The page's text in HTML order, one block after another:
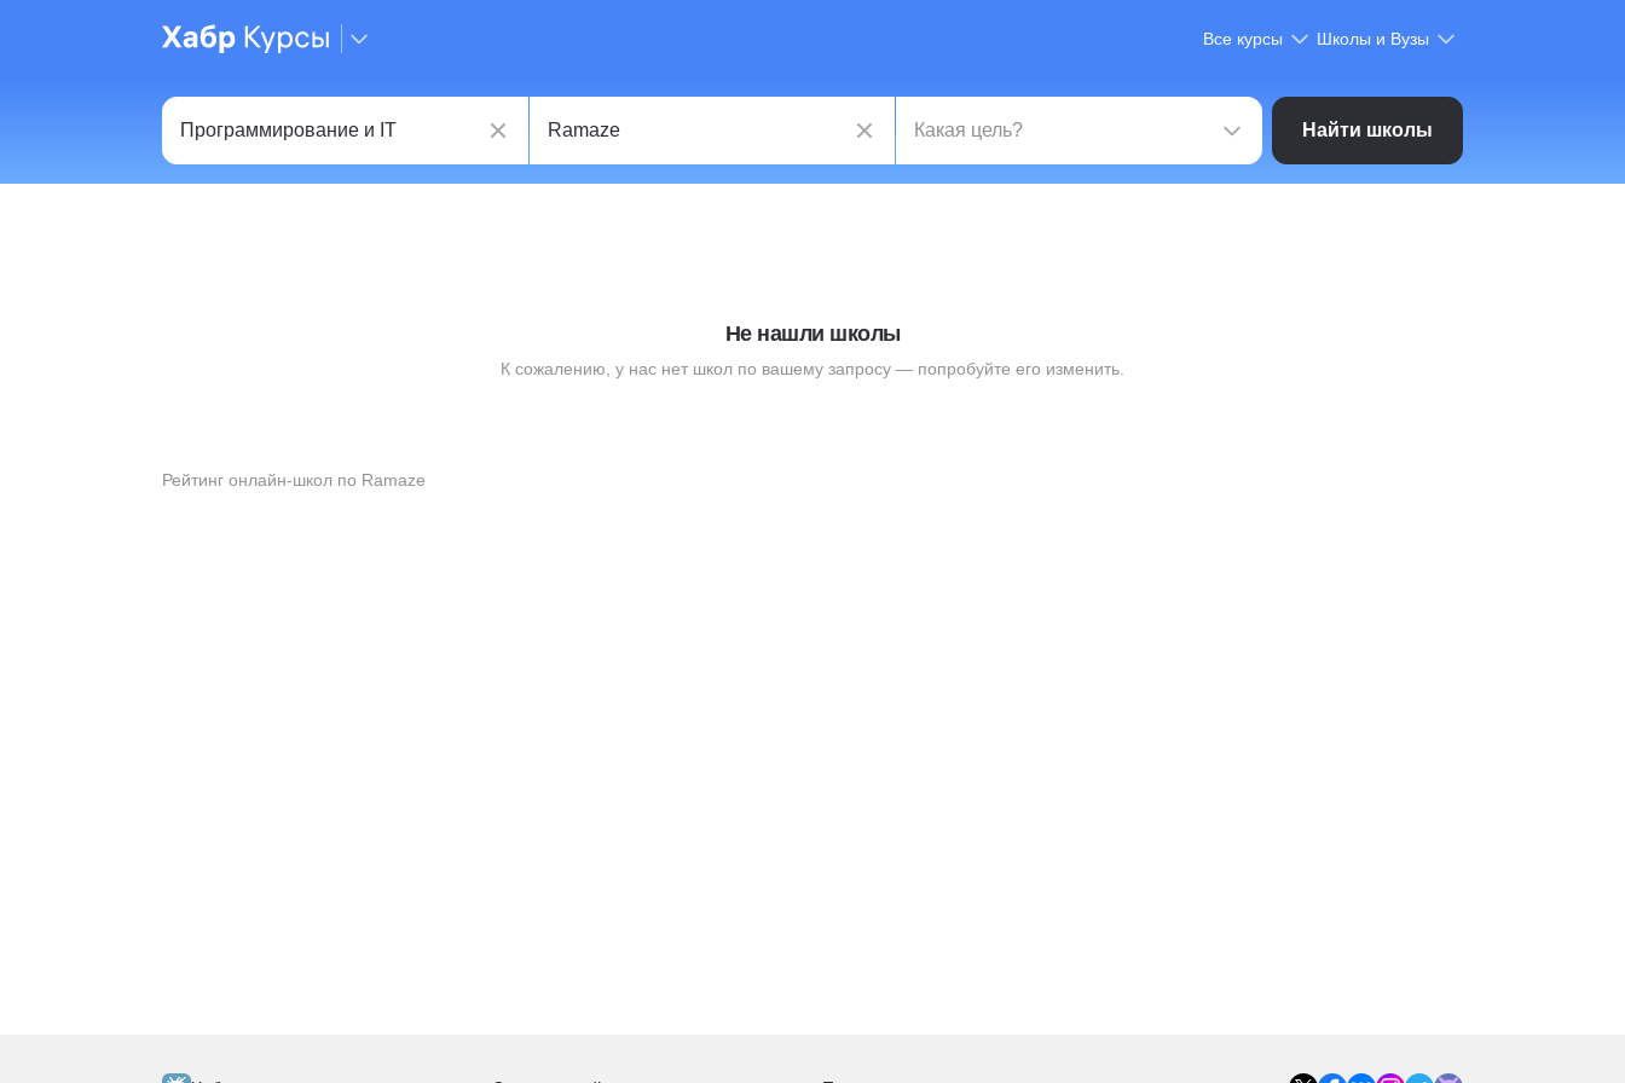
Все курсы Школы и Вузы
Найти школы
Рейтинг онлайн-школ по Ramaze
Не нашли школы
К сожалению, у нас нет школ по вашему запросу — попробуйте его изменить.